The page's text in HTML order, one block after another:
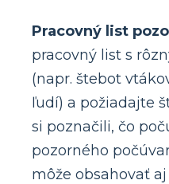
Pracovný list
pracovný list s
(napr. štebot
ľudí) a požiadajte
si poznačili, čo
pozorného
môže obsahovať